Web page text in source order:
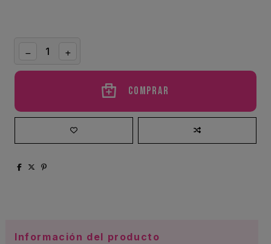
Comprar
Información del producto